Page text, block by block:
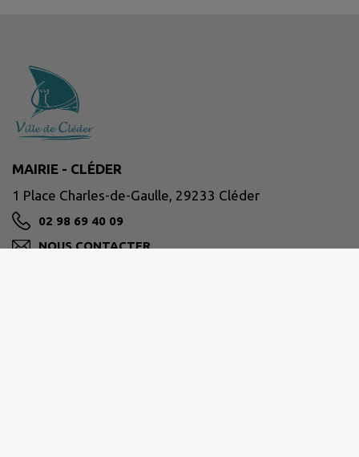
MAIRIE - CLÉDER
1 Place Charles-de-Gaulle, 29233 Cléder
02 98 69 40 09
NOUS CONTACTER